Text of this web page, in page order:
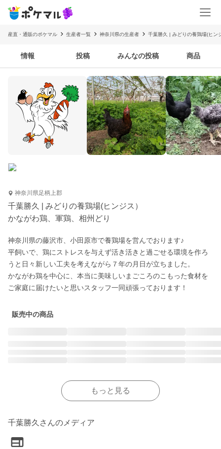
産直・通販のポケマル 生産者一覧 神奈川県の生産者 千葉勝久 | みどりの養鶏場(ヒン
情報 投稿 みんなの投稿 商品
神奈川県足柄上郡
千葉勝久 | みどりの養鶏場(ヒンジス）
かながわ鶏、軍鶏、相州どり
神奈川県の藤沢市、小田原市で養鶏場を営んでおります♪
平飼いで、鶏にストレスを与えず活き活きと過ごせる環境を作ろ
うと日々新しい工夫を考えながら７年の月日が立ちました。
かながわ鶏を中心に、本当に美味しいまごころのこもった食材を
ご家庭に届けたいと思いスタッフ一同頑張っております！
販売中の商品
もっと見る
千葉勝久さんのメディア